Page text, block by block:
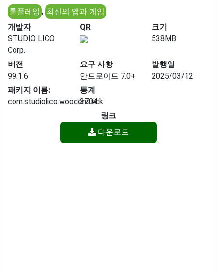
롤플레잉 , 최신의 앱과 게임
개발자
STUDIO LICO
Corp.
QR
크기
538MB
버전
99.1.6
요구 사항
안드로이드 7.0+
발행일
2025/03/12
패키지 이름:
com.studiolico.woodenstick
통계
3704
링크
다운로드